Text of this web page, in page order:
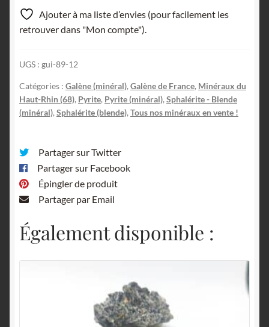
pyrite
et
sphalérite,
Steinbach,
Haut-
Rhin.
Ajouter à ma liste d’envies (pour facilement les
retrouver dans "Mon compte").
UGS : gui-89-12
Catégories : Galène (minéral),Galène de France, Minéraux du
Haut-Rhin (68), Pyrite, Pyrite (minéral),Sphalérite - Blende
(minéral),Sphalérite (blende),Tous nos minéraux en vente !
Partager sur Twitter
Partager sur Facebook
Épingler de produit
Partager par Email
Également disponible :